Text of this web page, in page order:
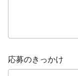
応募のきっかけ